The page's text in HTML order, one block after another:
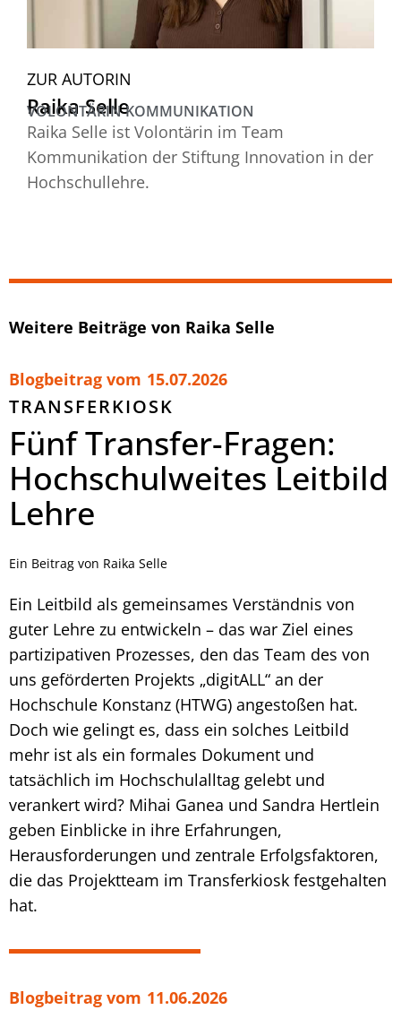
ZUR AUTORIN
Raika Selle
VOLONTÄRIN KOMMUNIKATION
Raika Selle ist Volontärin im Team
Kommunikation der Stiftung Innovation in der
Hochschullehre.
Weitere Beiträge von Raika Selle
Blogbeitrag vom 15.07.2026
TRANSFERKIOSK
Fünf Transfer-Fragen:
Hochschulweites Leitbild
Lehre
Ein Beitrag von Raika Selle
Ein Leitbild als gemeinsames Verständnis von
guter Lehre zu entwickeln – das war Ziel eines
partizipativen Prozesses, den das Team des von
uns geförderten Projekts „digitALL“ an der
Hochschule Konstanz (HTWG) angestoßen hat.
Doch wie gelingt es, dass ein solches Leitbild
mehr ist als ein formales Dokument und
tatsächlich im Hochschulalltag gelebt und
verankert wird? Mihai Ganea und Sandra Hertlein
geben Einblicke in ihre Erfahrungen,
Herausforderungen und zentrale Erfolgsfaktoren,
die das Projektteam im Transferkiosk festgehalten
hat.
Blogbeitrag vom 11.06.2026